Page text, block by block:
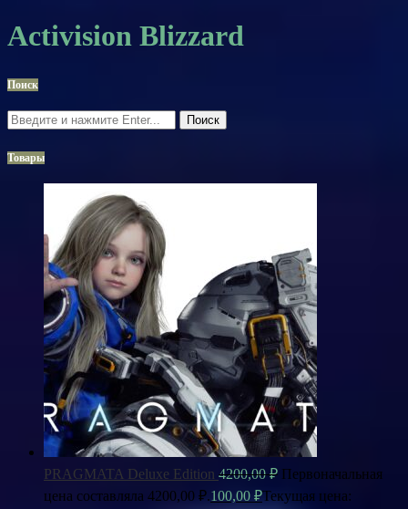
Activision Blizzard
Поиск
Поиск
Товары
PRAGMATA Deluxe Edition 4200,00₽ Первоначальная
цена составляла 4200,00 ₽.100,00 ₽Текущая цена: